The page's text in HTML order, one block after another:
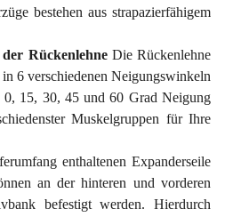
bestehen aus strapazierfähigem
Rückenlehne Die Rückenlehne
6 verschiedenen Neigungswinkeln
0, 15, 30, 45 und 60 Grad Neigung
Muskelgruppen für Ihre
enthaltenen Expanderseile
an der hinteren und vorderen
befestigt werden. Hierdurch